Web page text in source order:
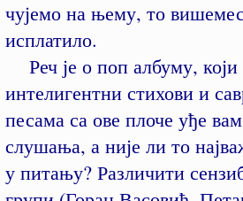
чујемо на њему, то
исплатило.
Реч је о поп албуму, који
интелигентни стихови и
песама са ове плоче уђе
слушања, а није ли то
у питању? Различити